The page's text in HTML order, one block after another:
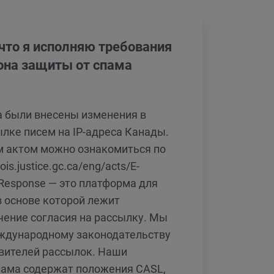
я исполняю требования
защиты от спама
были внесены изменения в
писем на IP-адреса Канады.
актом можно ознакомиться по
eng/acts/E-
— это платформа для
основе которой лежит
согласия на рассылку. Мы
законодательству
рассылок. Наши
содержат положения CASL,